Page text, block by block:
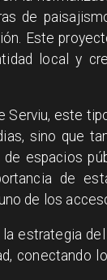
de
Este
local y
Serviu, este
sino que
espacios
de
de los
estrategia
conectando